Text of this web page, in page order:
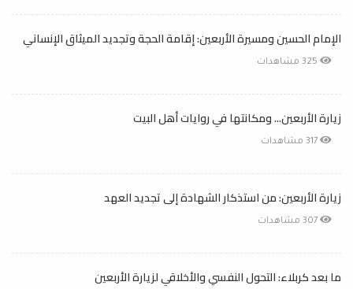
الإمام الحسين ومسيرة الأربعين: إقامة الحجة وتجديد الميثاق الإنساني
زيارة الأربعين... ومكانتها في روايات أهل البيت
زيارة الأربعين: من استذكار الشهادة إلى تجديد العهد
ما بعد كربلاء: التحول النفسي والأخلاقي لزيارة الأربعين